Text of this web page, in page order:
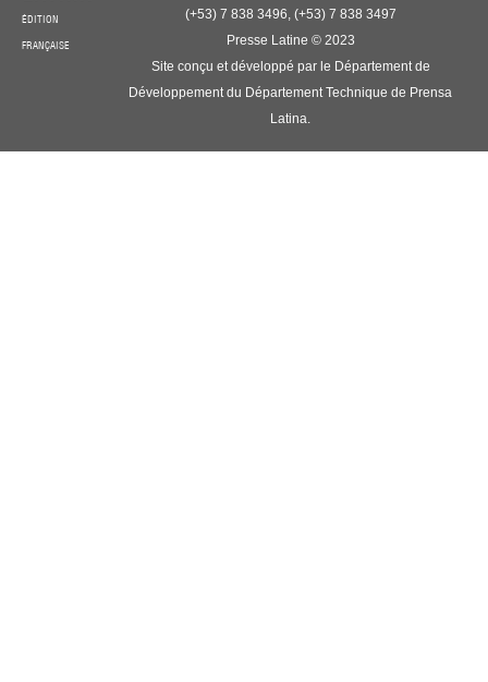
ÉDITION
FRANÇAISE
(+53) 7 838 3496, (+53) 7 838 3497
Presse Latine © 2023
Site conçu et développé par le Département de
Développement du Département Technique de Prensa
Latina.